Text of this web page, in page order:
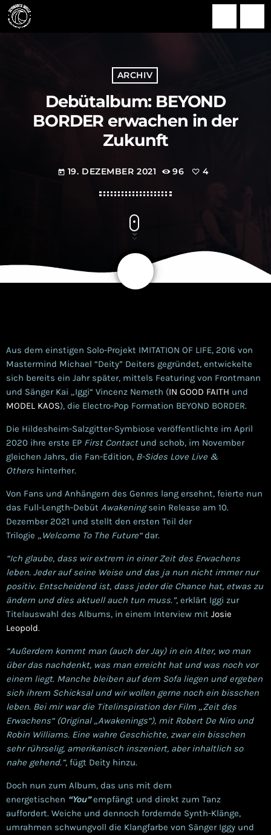
ARCHIV
Debütalbum: BEYOND
BORDER erwachen in der
Zukunft
today 19. DEZEMBER 2021 96 4
Aus dem einstigen Solo-Projekt IMITATION OF LIFE, 2016 von
Mastermind Michael “Deity” Deiters gegründet, entwickelte
sich bereits ein Jahr später, mittels Featuring von Frontmann
und Sänger Kai „Iggi“ Vincenz Nemeth (IN GOOD FAITH und
MODEL KAOS), die Electro-Pop Formation BEYOND BORDER.
Die Hildesheim-Salzgitter-Symbiose veröffentlichte im April
2020 ihre erste EP First Contactund schob, im November
gleichen Jahrs, die Fan-Edition, B-Sides Love Live &
Others hinterher.
Von Fans und Anhängern des Genres lang ersehnt, feierte nun
das Full-Length-Debüt Awakeningsein Release am 10.
Dezember 2021 und stellt den ersten Teil der
Trilogie „Welcome To The Future“ dar.
“Ich glaube, dass wir extrem in einer Zeit des Erwachens
leben. Jeder auf seine Weise und das ja nun nicht immer nur
positiv. Entscheidend ist, dass jeder die Chance hat, etwas zu
ändern und dies aktuell auch tun muss.”, erklärt Iggi zur
Titelauswahl des Albums, in einem Interview mit Josie
Leopold.
“Außerdem kommt man (auch der Jay) in ein Alter, wo man
über das nachdenkt, was man erreicht hat und was noch vor
einem liegt. Manche bleiben auf dem Sofa liegen und ergeben
sich ihrem Schicksal und wir wollen gerne noch ein bisschen
leben. Bei mir war die Titelinspiration der Film „Zeit des
Erwachens“ (Original „Awakenings“), mit Robert De Niro und
Robin Williams. Eine wahre Geschichte, zwar ein bisschen
sehr rührselig, amerikanisch inszeniert, aber inhaltlich so
nahe gehend.”, fügt Deity hinzu.
Doch nun zum Album, das uns mit dem
energetischen “You”empfängt und direkt zum Tanz
auffordert. Weiche und dennoch fordernde Synth-Klänge,
umrahmen schwungvoll die Klangfarbe von Sänger Iggy und